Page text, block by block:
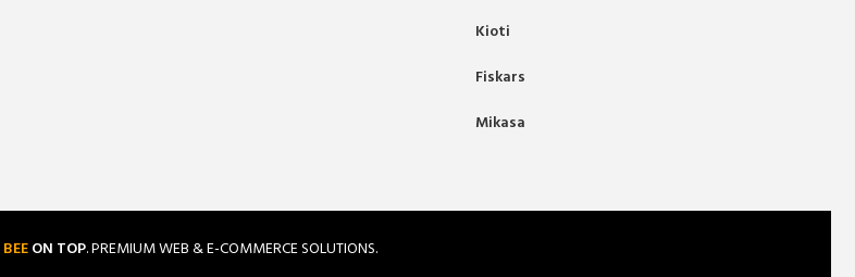
Kioti
Fiskars
Mikasa
BEEON TOP. PREMIUM WEB & E-COMMERCE SOLUTIONS.